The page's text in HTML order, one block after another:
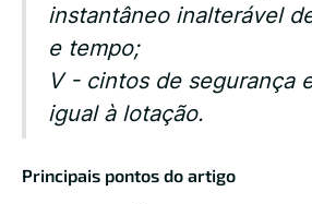
instantâneo inalterável
e tempo;
V - cintos de segurança
igual à lotação.
Principais pontos do artigo